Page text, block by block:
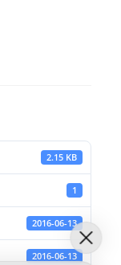
2.15 KB
1
2016-06-13
2016-06-13